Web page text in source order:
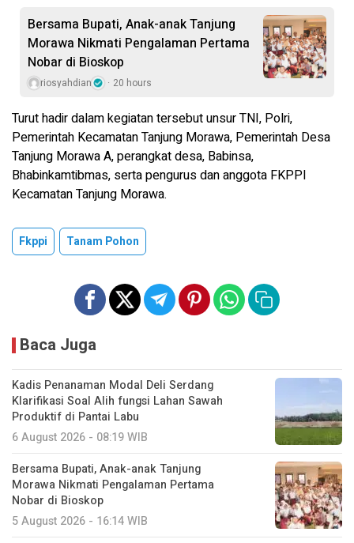
Bersama Bupati, Anak-anak Tanjung
Morawa Nikmati Pengalaman Pertama
Nobar di Bioskop
riosyahdian 20 hours
Turut hadir dalam kegiatan tersebut unsur TNI, Polri,
Pemerintah Kecamatan Tanjung Morawa, Pemerintah Desa
Tanjung Morawa A, perangkat desa, Babinsa,
Bhabinkamtibmas, serta pengurus dan anggota FKPPI
Kecamatan Tanjung Morawa.
Fkppi Tanam Pohon
Baca Juga
Kadis Penanaman Modal Deli Serdang
Klarifikasi Soal Alih fungsi Lahan Sawah
Produktif di Pantai Labu
6 August 2026 - 08:19 WIB
Bersama Bupati, Anak-anak Tanjung
Morawa Nikmati Pengalaman Pertama
Nobar di Bioskop
5 August 2026 - 16:14 WIB